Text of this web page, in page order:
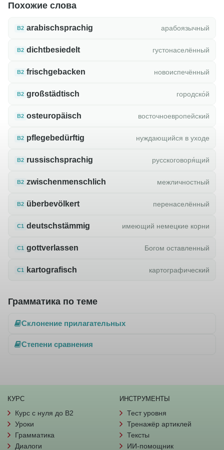
Похожие слова
B2 arabischsprachig арабоязычный
B2 dichtbesiedelt густонаселённый
B2 frischgebacken новоиспечённый
B2 großstädtisch городско́й
B2 osteuropäisch восточноевропейский
B2 pflegebedürftig нуждающийся в уходе
B2 russischsprachig русскоговоря́щий
B2 zwischenmenschlich межличностный
B2 überbevölkert перенаселённый
C1 deutschstämmig имеющий немецкие корни
C1 gottverlassen Богом оставленный
C1 kartografisch картографический
Грамматика по теме
Склонение прилагательных
Степени сравнения
КУРС
Курс с нуля до B2
Уроки
Грамматика
Диалоги
ИНСТРУМЕНТЫ
Тест уровня
Тренажёр артиклей
Тексты
ИИ-помощник